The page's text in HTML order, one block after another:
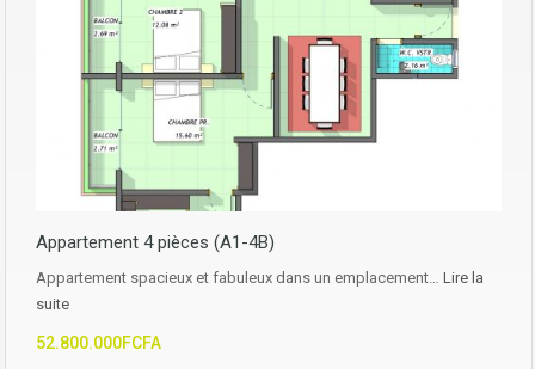
Appartement 4 pièces (A1-4B)
Appartement spacieux et fabuleux dans un emplacement… Lire la
suite
52.800.000FCFA